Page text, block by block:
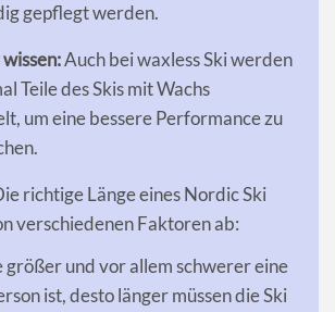
gepflegt werden.
Auch bei waxless Ski werden
Teile des Skis mit Wachs
um eine bessere Performance zu
richtige Länge eines Nordic Ski
verschiedenen Faktoren ab:
größer und vor allem schwerer eine
ist, desto länger müssen die Ski